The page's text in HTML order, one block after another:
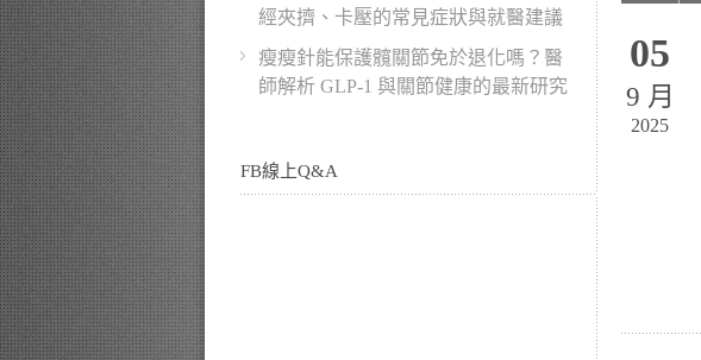
05
9 月
2025
經夾擠、卡壓的常見症狀與就醫建議
瘦瘦針能保護髖關節免於退化嗎？醫
師解析 GLP-1 與關節健康的最新研究
FB線上Q&A